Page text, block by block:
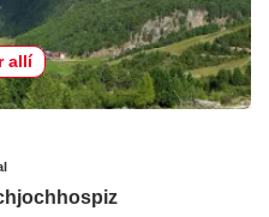
allí